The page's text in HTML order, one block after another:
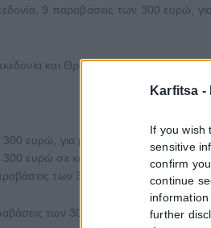
Karfitsa -
If you wish
sensitive
confirm
continue
further
9 παραβάσεις των 300 ευρώ,
και Θράκη, 8 παραβάσεις των
ευρώ, για μη χρήση μάσκας, από
ευρώ σε καταστήματα, για μη
των 300 ευρώ, για μη χρήση
των 300 ευρώ, για μη χρήση